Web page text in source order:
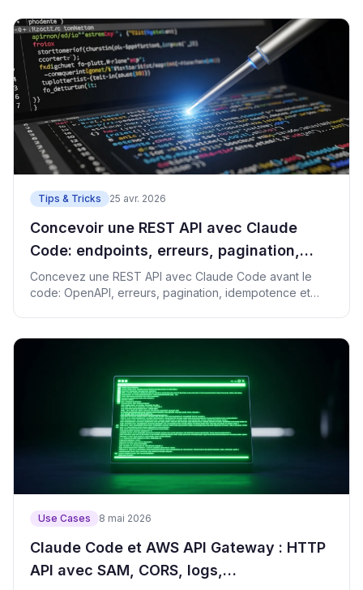
Tips & Tricks 25 avr. 2026
Concevoir une REST API avec Claude
Code: endpoints, erreurs, pagination,
idempotence
Concevez une REST API avec Claude Code avant le
code: OpenAPI, erreurs, pagination, idempotence et
Use Cases 8 mai 2026
Claude Code et AWS API Gateway : HTTP
API avec SAM, CORS, logs,